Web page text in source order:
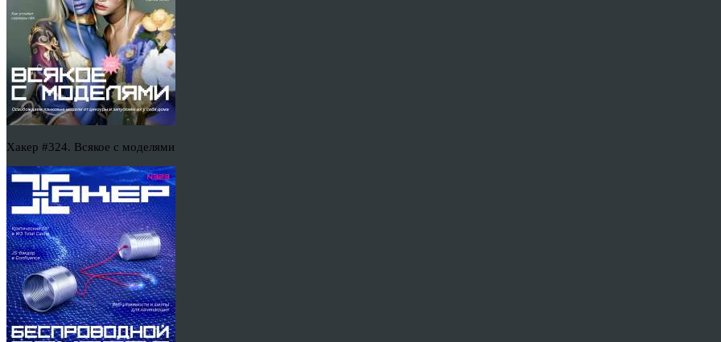
Хакер #324. Всякое с моделями